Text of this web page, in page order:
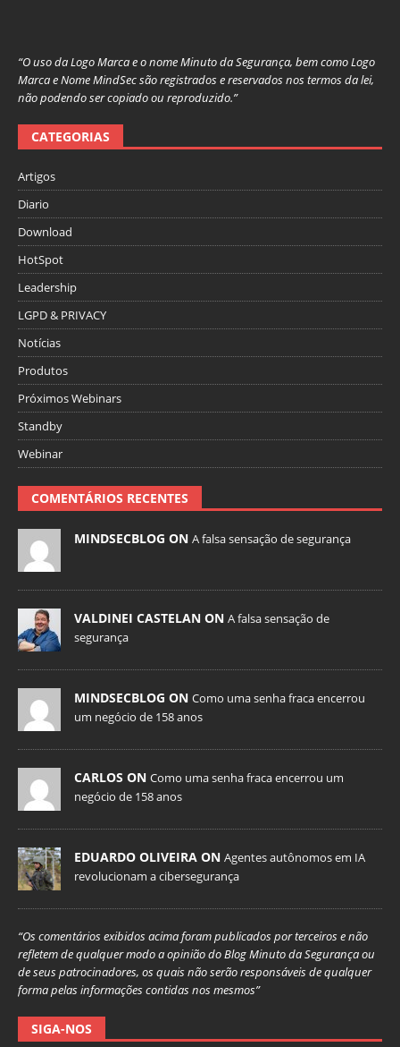
“O uso da Logo Marca e o nome Minuto da Segurança, bem como Logo
Marca e Nome MindSec são registrados e reservados nos termos da lei,
não podendo ser copiado ou reproduzido.”
CATEGORIAS
Artigos
Diario
Download
HotSpot
Leadership
LGPD & PRIVACY
Notícias
Produtos
Próximos Webinars
Standby
Webinar
COMENTÁRIOS RECENTES
MINDSECBLOG ON A falsa sensação de segurança
VALDINEI CASTELAN ON A falsa sensação de
segurança
MINDSECBLOG ON Como uma senha fraca encerrou
um negócio de 158 anos
CARLOS ON Como uma senha fraca encerrou um
negócio de 158 anos
EDUARDO OLIVEIRA ON Agentes autônomos em IA
revolucionam a cibersegurança
“Os comentários exibidos acima foram publicados por terceiros e não
refletem de qualquer modo a opinião do Blog Minuto da Segurança ou
de seus patrocinadores, os quais não serão responsáveis de qualquer
forma pelas informações contidas nos mesmos”
SIGA-NOS